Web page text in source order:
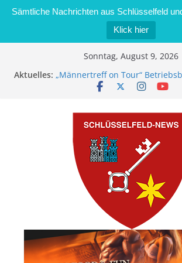
Sämtliche Nachrichten aus Schlüsselfeld
Klick hier
Sonntag, August 9, 2026
Aktuelles: „Männertreff on Tour“
der Schreinerei Zimmermann
Brand in Sägewerk in Bernroth
Kontrolle
Stadt Schlüsselfeld bietet
Kindergartenplätze an
Dieseldiebstahl im Wert von 600